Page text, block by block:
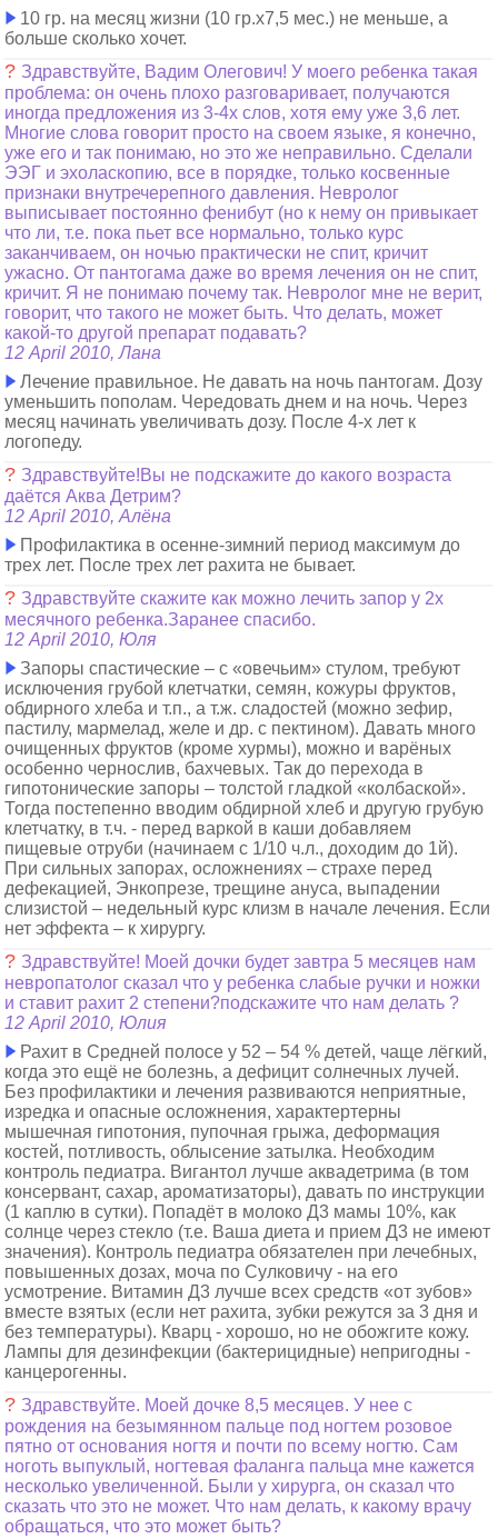
10 гр. на месяц жизни (10 гр.х7,5 мес.) не меньше, а
больше сколько хочет.
? Здравствуйте, Вадим Олегович! У моего ребенка такая
проблема: он очень плохо разговаривает, получаются
иногда предложения из 3-4х слов, хотя ему уже 3,6 лет.
Многие слова говорит просто на своем языке, я конечно,
уже его и так понимаю, но это же неправильно. Сделали
ЭЭГ и эхоласкопию, все в порядке, только косвенные
признаки внутречерепного давления. Невролог
выписывает постоянно фенибут (но к нему он привыкает
что ли, т.е. пока пьет все нормально, только курс
заканчиваем, он ночью практически не спит, кричит
ужасно. От пантогама даже во время лечения он не спит,
кричит. Я не понимаю почему так. Невролог мне не верит,
говорит, что такого не может быть. Что делать, может
какой-то другой препарат подавать?
12 April 2010, Лана
Лечение правильное. Не давать на ночь пантогам. Дозу
уменьшить пополам. Чередовать днем и на ночь. Через
месяц начинать увеличивать дозу. После 4-х лет к
логопеду.
? Здравствуйте!Вы не подскажите до какого возраста
даётся Аква Детрим?
12 April 2010, Алёна
Профилактика в осенне-зимний период максимум до
трех лет. После трех лет рахита не бывает.
? Здравствуйте скажите как можно лечить запор у 2х
месячного ребенка.Заранее спасибо.
12 April 2010, Юля
Запоры спастические – с «овечьим» стулом, требуют
исключения грубой клетчатки, семян, кожуры фруктов,
обдирного хлеба и т.п., а т.ж. сладостей (можно зефир,
пастилу, мармелад, желе и др. с пектином). Давать много
очищенных фруктов (кроме хурмы), можно и варёных
особенно чернослив, бахчевых. Так до перехода в
гипотонические запоры – толстой гладкой «колбаской».
Тогда постепенно вводим обдирной хлеб и другую грубую
клетчатку, в т.ч. - перед варкой в каши добавляем
пищевые отруби (начинаем с 1/10 ч.л., доходим до 1й).
При сильных запорах, осложнениях – страхе перед
дефекацией, Энкопрезе, трещине ануса, выпадении
слизистой – недельный курс клизм в начале лечения. Если
нет эффекта – к хирургу.
? Здравствуйте! Моей дочки будет завтра 5 месяцев нам
невропатолог сказал что у ребенка слабые ручки и ножки
и ставит рахит 2 степени?подскажите что нам делать ?
12 April 2010, Юлия
Рахит в Средней полосе у 52 – 54 % детей, чаще лёгкий,
когда это ещё не болезнь, а дефицит солнечных лучей.
Без профилактики и лечения развиваются неприятные,
изредка и опасные осложнения, характертерны
мышечная гипотония, пупочная грыжа, деформация
костей, потливость, облысение затылка. Необходим
контроль педиатра. Вигантол лучше аквадетрима (в том
консервант, сахар, ароматизаторы), давать по инструкции
(1 каплю в сутки). Попадёт в молоко Д3 мамы 10%, как
солнце через стекло (т.е. Ваша диета и прием Д3 не имеют
значения). Контроль педиатра обязателен при лечебных,
повышенных дозах, моча по Сулковичу - на его
усмотрение. Витамин Д3 лучше всех средств «от зубов»
вместе взятых (если нет рахита, зубки режутся за 3 дня и
без температуры). Кварц - хорошо, но не обожгите кожу.
Лампы для дезинфекции (бактерицидные) непригодны -
канцерогенны.
? Здравствуйте. Моей дочке 8,5 месяцев. У нее с
рождения на безымянном пальце под ногтем розовое
пятно от основания ногтя и почти по всему ногтю. Сам
ноготь выпуклый, ногтевая фаланга пальца мне кажется
несколько увеличенной. Были у хирурга, он сказал что
сказать что это не может. Что нам делать, к какому врачу
обращаться, что это может быть?